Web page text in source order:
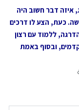
איזה דבר חשוב היה
כעת, הצע לו דרכים
ללמוד עם רצון
ובסוף באמת